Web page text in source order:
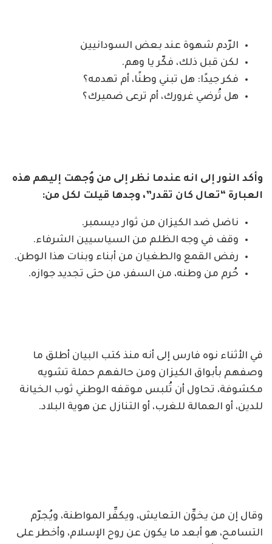
الرّدم شهوة عند بعض السودانيين
لكن قبل ذلك، فكّر يا وهم.
فكر جيدًا: هل تبني وطنًا، أم تهدمه؟
هل تُرضي غرورك، أم ترعى ضميرك؟
وأكد النور إلى انه عندما نظر إلى من وُجهت إليهم هذه
العبارة “تعال كان تقدر”، وجدها قيلت لكل من:
ناضل ضد الكيزان من ثوار ديسمبر.
وقف في وجه الظلم من السياسيين الشرفاء.
رفض القمع والطغيان من أبناء وبنات هذا الوطن.
حُرم من وطنه، من السفر، من حتى تجديد جوازه.
في الأثناء نوه فارس إلى أنه منذ كتب البيان أطلق ما
وصفهم بأبواق الكيزان ومن حالفهم حملة تشويه
مكشوفة، تحاول أن تُلبس موقفه الوطني ثوب الخيانة
للدين، أو العمالة للغرب، أو التنازل عن هوية البلاد.
وقال إن من يخوِّن التعايش، ويكفِّر المواطنة، ويُجرّم
التسامح، هو أبعد ما يكون عن روح الإسلام، وأخطر على